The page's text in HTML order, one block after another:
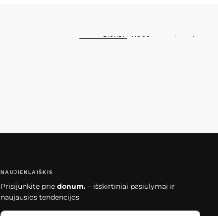
ŽIŪRĖTI VISUS
NAUJIENLAIŠKIS
Prisijunkite priedonum.– išskirtiniai pasiūlymai ir
naujausios tendencijos
EL.